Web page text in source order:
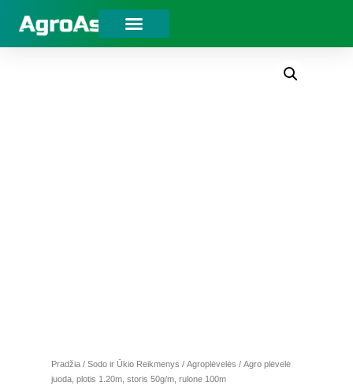
Pradžia/ Sodo ir Ūkio Reikmenys / Agroplėvelės / Agro plėvelė
juoda, plotis 1.20m, storis 50g/m, rulone 100m